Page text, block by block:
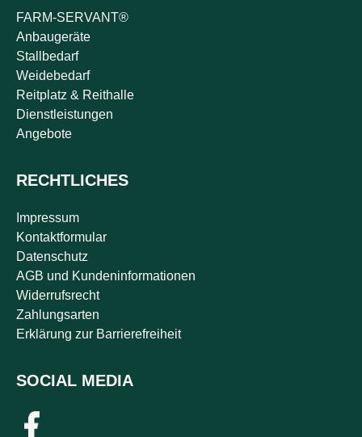
FARM-SERVANT®
Anbaugeräte
Stallbedarf
Weidebedarf
Reitplatz & Reithalle
Dienstleistungen
Angebote
RECHTLICHES
Impressum
Kontaktformular
Datenschutz
AGB und Kundeninformationen
Widerrufsrecht
Zahlungsarten
Erklärung zur Barrierefreiheit
SOCIAL MEDIA